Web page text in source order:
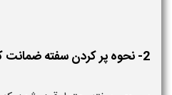
2- نحوه پر کردن سفته ضمانت کاری و وام چگونه است؟